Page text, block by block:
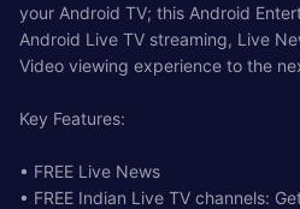
your Android TV; this Android
Android Live TV streaming, Live
Video viewing experience to the
Key Features:
• FREE Live News
• FREE Indian Live TV channels: